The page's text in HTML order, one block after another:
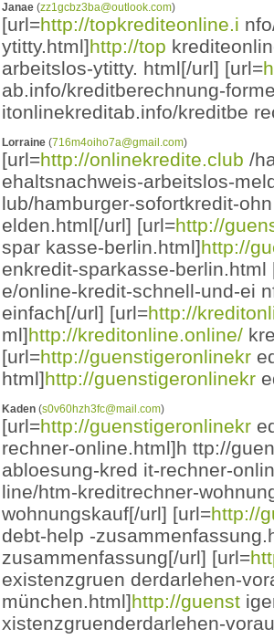
Janae (zz1gcbz3ba@outlook.com)
[url=http://topkrediteonline.i
ytitty.html]http://top
arbeitslos-ytitty. html[/url] [url=
ab.info/kreditberechnung-
itonlinekreditab.info/kreditbe
Lorraine (716m4oiho7a@gmail.com)
[url=http://onlinekredite.club /
ehaltsnachweis-arbeitslos-
lub/hamburger-sofortkredit-
elden.html[/url] [url=http://
spar kasse-berlin.html]http://
enkredit-sparkasse-berlin.html
e/online-kredit-schnell-und-ei
einfach[/url] [url=http://
ml]http://kreditonline.online/
[url=http://guenstigeronlinekr
html]http://guenstigeronlinekr
Kaden (s0v60hzh3fc@mail.com)
[url=http://guenstigeronlinekr
rechner-online.html]h ttp://
abloesung-kred it-rechner-
line/htm-kreditrechner-
wohnungskauf[/url] [url=http://
debt-help -
zusammenfassung[/url] [url=
existenzgruen derdarlehen-
münchen.html]http://guenst
xistenzgruenderdarlehen-